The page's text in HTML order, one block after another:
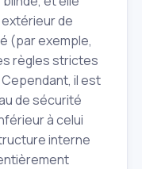
de
(par exemple,
règles strictes
il est
de sécurité
à celui
interne